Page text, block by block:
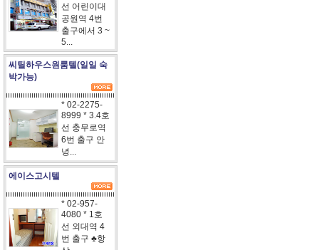
선 어린이대
공원역 4번
출구에서 3 ~
5...
씨틸하우스원룸텔(일일 숙
박가능)
* 02-2275-
8999 * 3.4호
선 충무로역
6번 출구 안
녕...
에이스고시텔
* 02-957-
4080 * 1호
선 외대역 4
번 출구 ♣항